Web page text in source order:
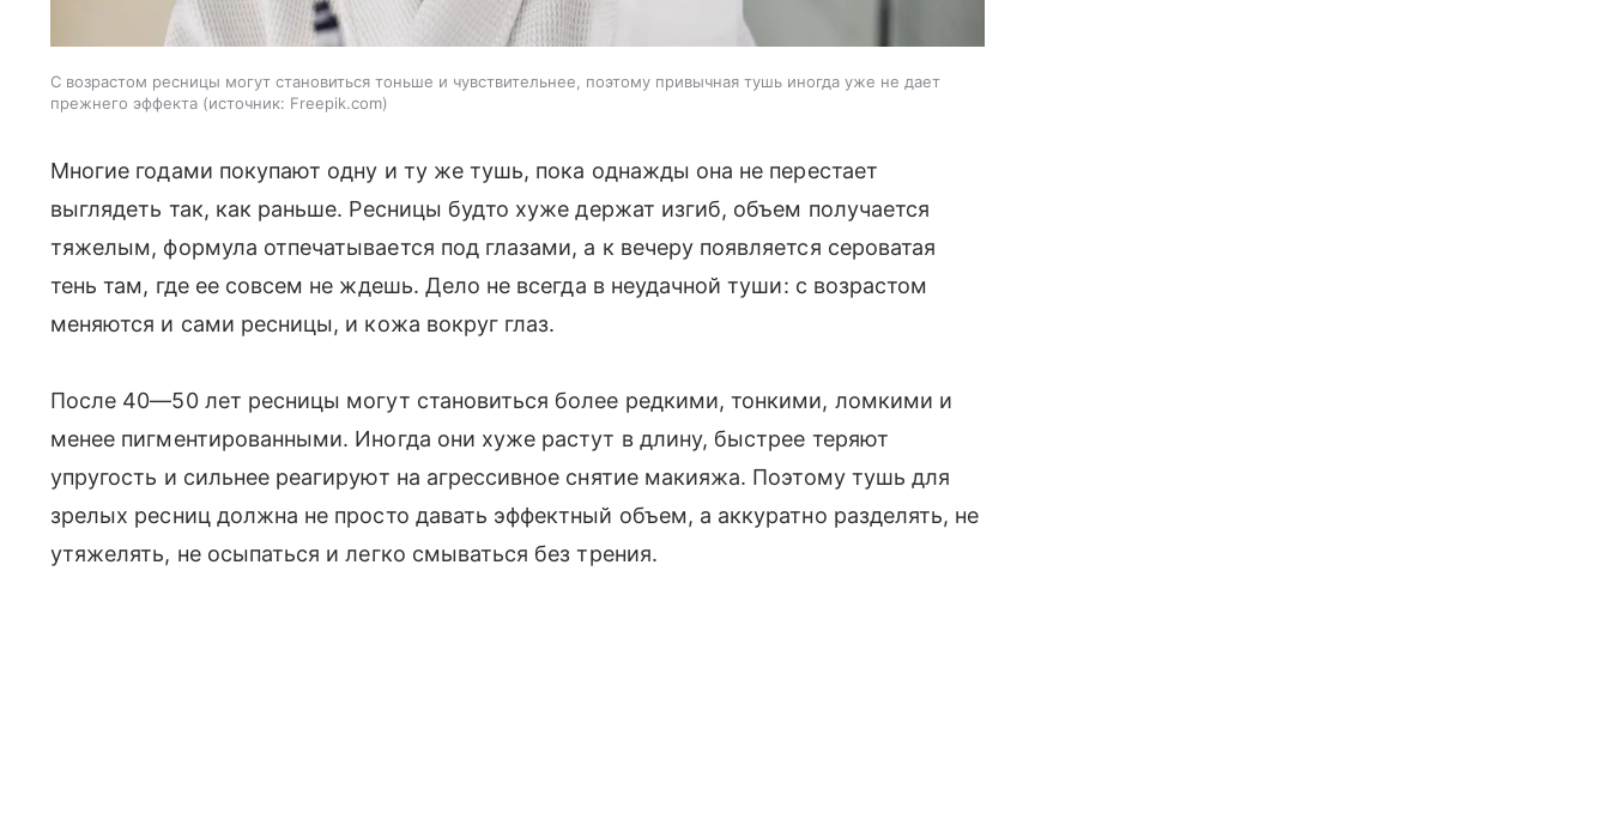
С возрастом ресницы могут становиться тоньше и чувствительнее, поэтому привычная тушь иногда уже не дает
прежнего эффекта
источник: Freepik.com
Многие годами покупают одну и ту же тушь, пока однажды она не перестает
выглядеть так, как раньше. Ресницы будто хуже держат изгиб, объем получается
тяжелым, формула отпечатывается под глазами, а к вечеру появляется сероватая
тень там, где ее совсем не ждешь. Дело не всегда в неудачной туши: с возрастом
меняются и сами ресницы, и кожа вокруг глаз.
После 40—50 лет ресницы могут становиться более редкими, тонкими, ломкими и
менее пигментированными. Иногда они хуже растут в длину, быстрее теряют
упругость и сильнее реагируют на агрессивное снятие макияжа. Поэтому тушь для
зрелых ресниц должна не просто давать эффектный объем, а аккуратно разделять, не
утяжелять, не осыпаться и легко смываться без трения.